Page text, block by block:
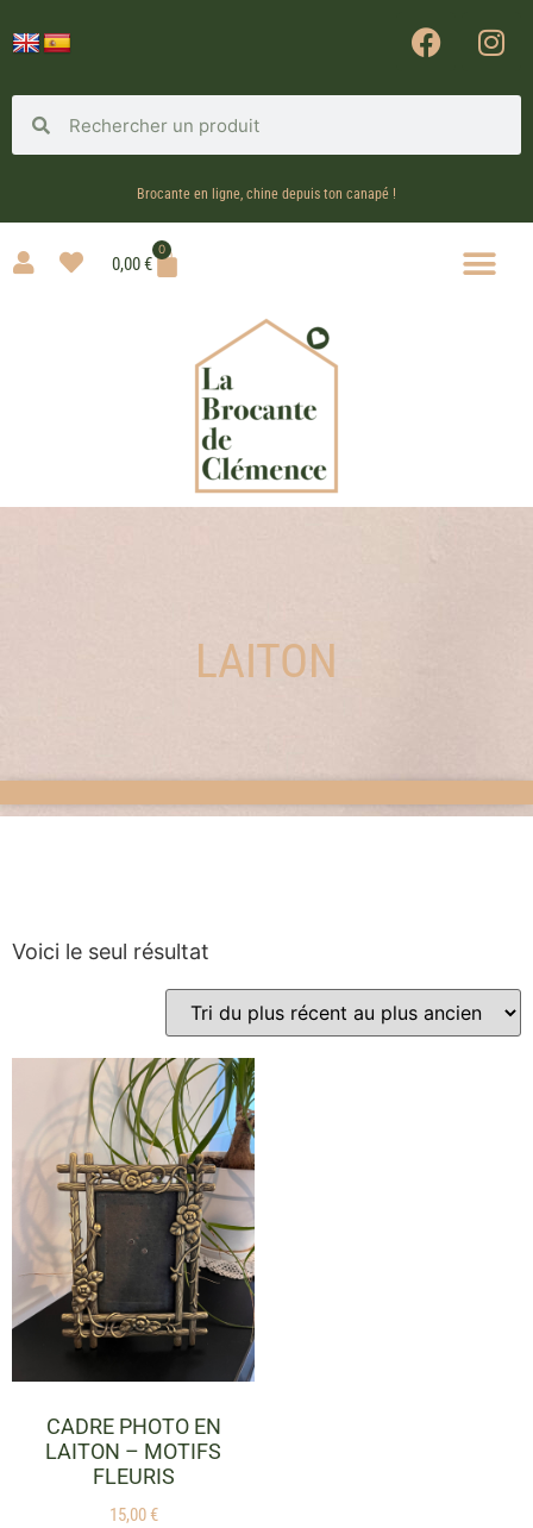
Brocante en ligne, chine depuis ton canapé !
0,00€
0
LAITON
Voici le seul résultat
CADRE PHOTO EN
LAITON – MOTIFS
FLEURIS
15,00€